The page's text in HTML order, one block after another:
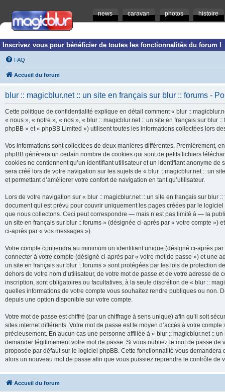
news caravan photos histoire
Inscrivez vous pour bénéficier de toutes les fonctionnalités du forum !
FAQ
Accueil du forum
blur :: magicblur.net :: un site en français sur blur :: forums -
Cette politique de confidentialité explique en détail comment « blur ::
« nous », « notre », « nos », « blur :: magicblur.net :: un site en français sur blur
phpBB » et « phpBB Limited ») utilisent toutes les informations collectées lors
Vos informations sont collectées de deux manières différentes. Premièrement,
phpBB génèrera un certain nombre de cookies qui sont de petits fichiers
cookies ne contiennent qu’un identifiant utilisateur et un identifiant anonyme
sera créé lors de votre navigation sur les sujets de « blur :: magicblur.net :: un
et permettant d’améliorer votre confort de navigation en tant qu’utilisateur.
Lors de votre navigation sur « blur :: magicblur.net :: un site en français sur
document qui est prévu pour couvrir uniquement les pages créées par le
que nous collectons. Ceci peut correspondre — mais n’est pas limité à — la
un site en français sur blur :: forums » (désignée ci-après par « votre compte
ci-après par « vos messages »).
Votre compte contiendra au minimum un identifiant unique (désigné ci-après
connecter à votre compte (désigné ci-après par « votre mot de passe ») et une
un site en français sur blur :: forums » sont protégées par les lois de protection
dehors de votre nom d’utilisateur, de votre mot de passe et de votre adresse
inscription, sont obligatoires ou facultatives, à la seule discrétion de « blur ::
quelles informations de votre compte vous souhaitez rendre publiques ou non.
depuis une option disponible sur votre compte.
Votre mot de passe est chiffré (par un chiffrage à sens unique) afin qu’il soit
sites internet différents. Votre mot de passe est le moyen d’accès à votre
précieusement. En aucun cas une personne affiliée à « blur :: magicblur.net ::
demander légitimement votre mot de passe. Si vous oubliez le mot de passe
proposée par défaut sur le logiciel phpBB. Cette fonctionnalité vous
alors un nouveau mot de passe afin que vous puissiez reprendre le contrôle de
Accueil du forum